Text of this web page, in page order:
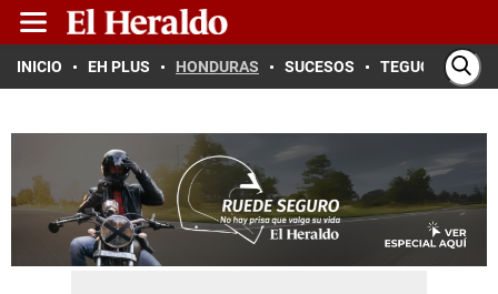
INICIO EH PLUS HONDURAS SUCESOS TEGUCIGALPA